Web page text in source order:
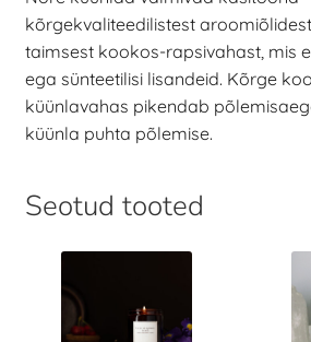
kõrgekvaliteedilistest aroomiõlidest
taimsest kookos-rapsivahast, mis
ega sünteetilisi lisandeid. Kõrge
küünlavahas pikendab
küünla puhta põlemise.
Seotud tooted